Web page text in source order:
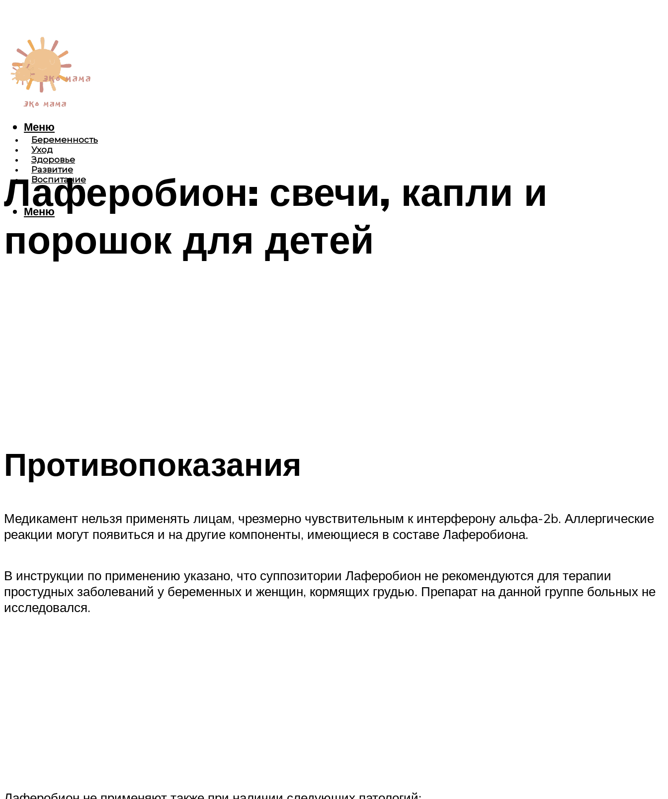
Беременность
Уход
Здоровье
Развитие
Воспитание
Меню
Меню
Лаферобион: свечи, капли и
порошок для детей
Противопоказания
Медикамент нельзя применять лицам, чрезмерно чувствительным к интерферону альфа-2b. Аллергические
реакции могут появиться и на другие компоненты, имеющиеся в составе Лаферобиона.
В инструкции по применению указано, что суппозитории Лаферобион не рекомендуются для терапии
простудных заболеваний у беременных и женщин, кормящих грудью. Препарат на данной группе больных не
исследовался.